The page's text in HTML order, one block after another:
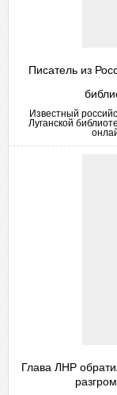
Писатель из
Известный
Луганской
Глава ЛНР